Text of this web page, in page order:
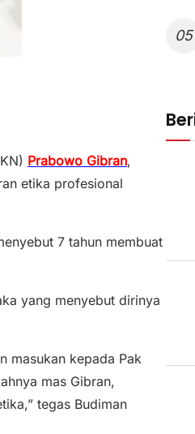
Prabowo Gibran,
etika profesional
7 tahun membuat
yang menyebut dirinya
masukan kepada Pak
mas Gibran,
tegas Budiman
05